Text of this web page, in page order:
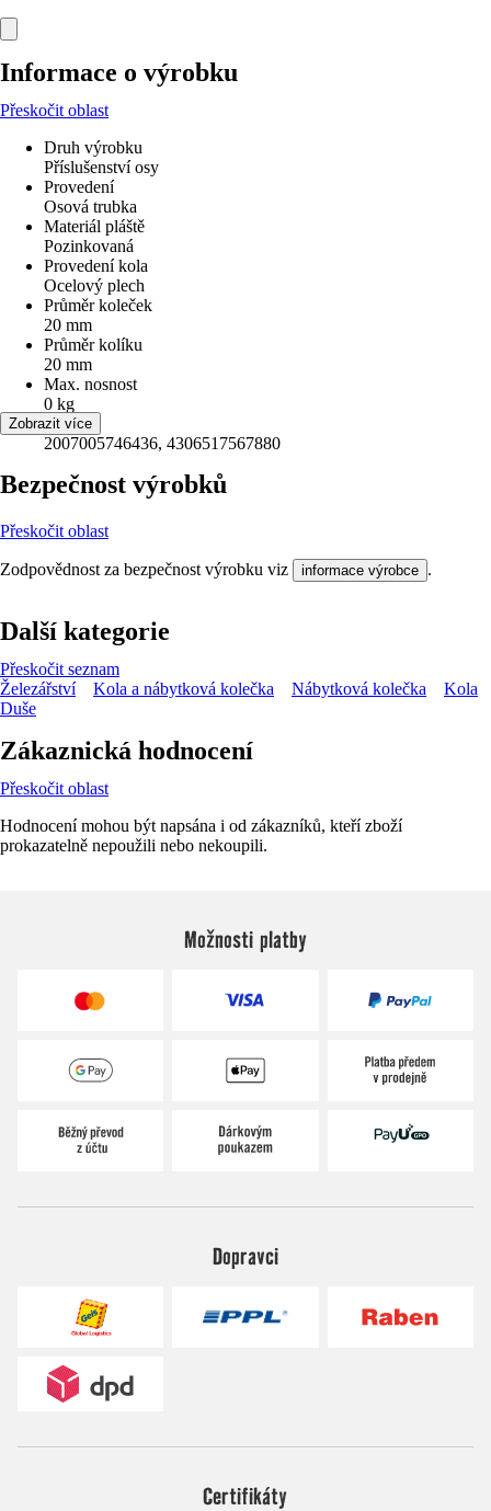
Informace o výrobku
Přeskočit oblast
Druh výrobku
Příslušenství osy
Provedení
Osová trubka
Materiál pláště
Pozinkovaná
Provedení kola
Ocelový plech
Průměr koleček
20 mm
Průměr kolíku
20 mm
Max. nosnost
0 kg
EAN
2007005746436, 4306517567880
Zobrazit více
Bezpečnost výrobků
Přeskočit oblast
Zodpovědnost za bezpečnost výrobku viz informace výrobce .
Další kategorie
Přeskočit seznam
Železářství
Kola a nábytková kolečka Nábytková kolečka
Kola
Duše
Zákaznická hodnocení
Přeskočit oblast
Hodnocení mohou být napsána i od zákazníků, kteří zboží
prokazatelně nepoužili nebo nekoupili.
Možnosti platby
Dopravci
Certifikáty